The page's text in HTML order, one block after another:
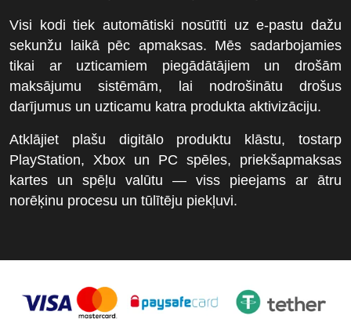
Visi kodi tiek automātiski nosūtīti uz e-pastu dažu
sekunžu laikā pēc apmaksas. Mēs sadarbojamies
tikai ar uzticamiem piegādātājiem un drošām
maksājumu sistēmām, lai nodrošinātu drošus
darījumus un uzticamu katra produkta aktivizāciju.
Atklājiet plašu digitālo produktu klāstu, tostarp
PlayStation, Xbox un PC spēles, priekšapmaksas
kartes un spēļu valūtu — viss pieejams ar ātru
norēķinu procesu un tūlītēju piekļuvi.